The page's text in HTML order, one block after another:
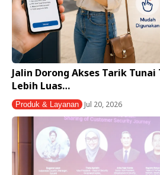
Jalin Dorong Akses Tarik
Lebih Luas…
Produk & Layanan Jul 20, 2026